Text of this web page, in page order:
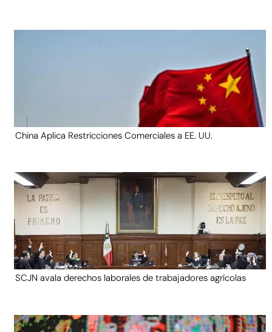
China Aplica Restricciones Comerciales a EE. UU.
SCJN avala derechos laborales de trabajadores agrícolas